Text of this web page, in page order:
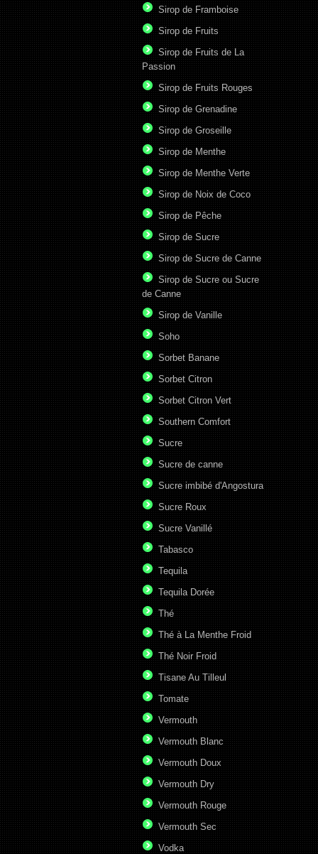
Sirop de Framboise
Sirop de Fruits
Sirop de Fruits de La
Passion
Sirop de Fruits Rouges
Sirop de Grenadine
Sirop de Groseille
Sirop de Menthe
Sirop de Menthe Verte
Sirop de Noix de Coco
Sirop de Pêche
Sirop de Sucre
Sirop de Sucre de Canne
Sirop de Sucre ou Sucre
de Canne
Sirop de Vanille
Soho
Sorbet Banane
Sorbet Citron
Sorbet Citron Vert
Southern Comfort
Sucre
Sucre de canne
Sucre imbibé d'Angostura
Sucre Roux
Sucre Vanillé
Tabasco
Tequila
Tequila Dorée
Thé
Thé à La Menthe Froid
Thé Noir Froid
Tisane Au Tilleul
Tomate
Vermouth
Vermouth Blanc
Vermouth Doux
Vermouth Dry
Vermouth Rouge
Vermouth Sec
Vodka